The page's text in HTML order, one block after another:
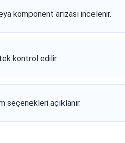
komponent arızası incelenir.
kontrol edilir.
seçenekleri açıklanır.